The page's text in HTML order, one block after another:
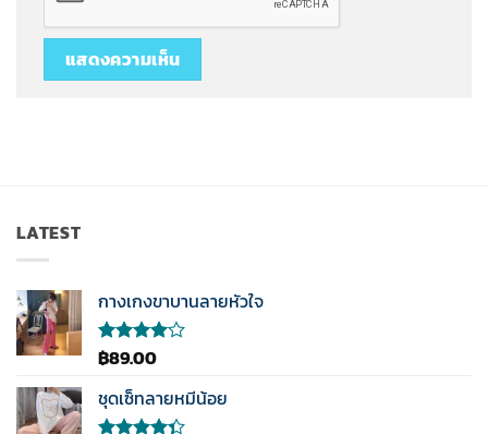
LATEST
กางเกงขาบานลายหัวใจ
ให้
4.00
ตั้งแต่ 1-
5
฿89.00
ชุดเซ็ทลายหมีน้อย